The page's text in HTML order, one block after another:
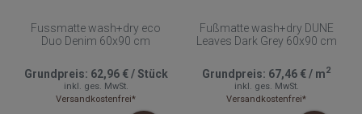
Fussmatte wash+dry eco
Duo Denim 60x90 cm
Grundpreis: 62,96 €/Stück
inkl. ges. MwSt.
Versandkostenfrei*
Fußmatte wash+dry DUNE
Leaves Dark Grey 60x90 cm
Grundpreis: 67,46 €/ m2
inkl. ges. MwSt.
Versandkostenfrei*